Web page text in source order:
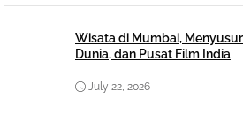
Wisata di Mumbai,
Dunia, dan Pusat Film India
July 22, 2026